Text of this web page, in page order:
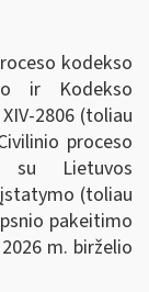
kodekso
ir Kodekso
2806 (toliau
proceso
su Lietuvos
(toliau
pakeitimo
m. birželio